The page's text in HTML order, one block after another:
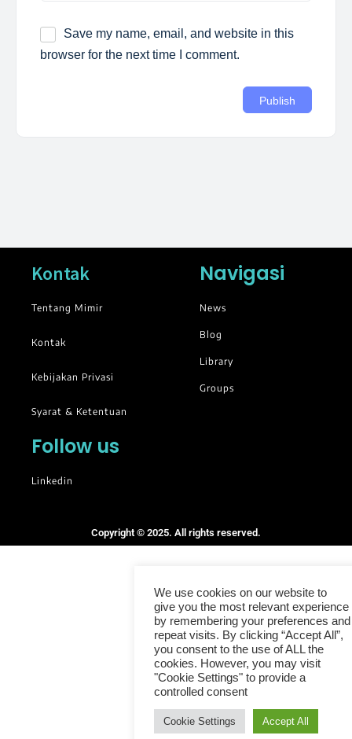
Save my name, email, and website in this
browser for the next time I comment.
Kontak
Tentang Mimir
Kontak
Kebijakan Privasi
Syarat & Ketentuan
Navigasi
News
Blog
Library
Groups
Follow us
Linkedin
Copyright © 2025. All rights reserved.
We use cookies on our website to
give you the most relevant experience
by remembering your preferences and
repeat visits. By clicking “Accept All”,
you consent to the use of ALL the
cookies. However, you may visit
"Cookie Settings" to provide a
controlled consent
Cookie Settings Accept All